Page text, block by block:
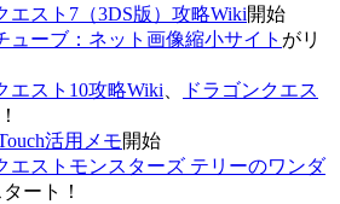
エスト7（3DS版）攻略Wiki開始
ューブ：ネット画像縮小サイト がリ
エスト10攻略Wiki
ドラゴンクエス
活用メモ開始
エストモンスターズ テリーのワンダ
タート！